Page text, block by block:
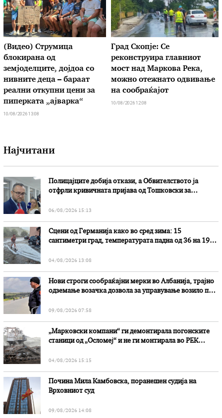
(Видео) Струмица
блокирана од
земјоделците, дојдоа со
нивните деца – бараат
реални откупни цени за
пиперката „ајварка“
10/08/2026 13:08
Град Скопје: Се
реконструира главниот
мост над Маркова Река,
можно отежнато одвивање
на сообраќајот
10/08/2026 12:08
Најчитани
Полицајците добија откази, а Обвителството ја
отфрли кривичната пријава од Тошковски за
06/08/2026 15:13
Сцени од Германија како во сред зима: 15
сантиметри град, температурата падна од 36 на 19
04/08/2026 13:08
Нови строги сообраќајни мерки во Aлбанија, трајно
одземање возачка дозвола за управување возило под
09/08/2026 07:58
„Марковски компани“ ги демонтирала погонските
станици од „Осломеј“ и не ги монтирала во РЕК
04/08/2026 15:15
Почина Мила Камбовска, поранешен судија на
Врховниот суд
09/08/2026 14:08